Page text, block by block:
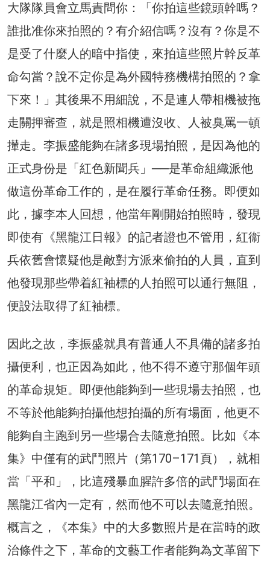
大隊隊員會立馬責問你：「你拍這些鏡頭幹嗎？
誰批准你來拍照的？有介紹信嗎？沒有？你是不
是受了什麼人的暗中指使，來拍這些照片幹反革
命勾當？說不定你是為外國特務機構拍照的？拿
下來！」其後果不用細說，不是連人帶相機被拖
走關押審查，就是照相機遭沒收、人被臭罵一頓
攆走。李振盛能夠在諸多現場拍照，是因為他的
正式身份是「紅色新聞兵」──是革命組織派他
做這份革命工作的，是在履行革命任務。即便如
此，據李本人回想，他當年剛開始拍照時，發現
即使有《黑龍江日報》的記者證也不管用，紅衞
兵依舊會懷疑他是敵對方派來偷拍的人員，直到
他發現那些帶着紅袖標的人拍照可以通行無阻，
便設法取得了紅袖標。
因此之故，李振盛就具有普通人不具備的諸多拍
攝便利，也正因為如此，他不得不遵守那個年頭
的革命規矩。即便他能夠到一些現場去拍照，也
不等於他能夠拍攝他想拍攝的所有場面，他更不
能夠自主跑到另一些場合去隨意拍照。比如《本
集》中僅有的武鬥照片（第170–171頁），就相
當「平和」，比這殘暴血腥許多倍的武鬥場面在
黑龍江省內一定有，然而他不可以去隨意拍照。
概言之，《本集》中的大多數照片是在當時的政
治條件之下，革命的文藝工作者能夠為文革留下